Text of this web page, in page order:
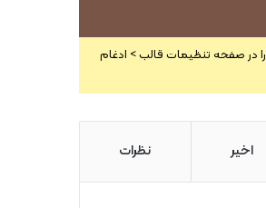
شما باید Weather API Key را در صفحه تنظیمات قالب > ادغام
اخیر نظرات